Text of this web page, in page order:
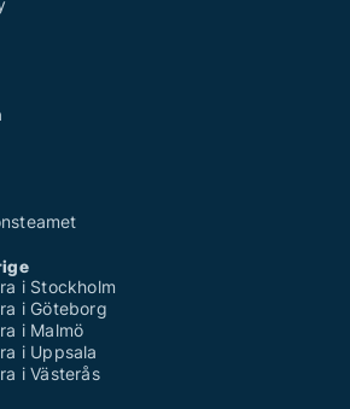
i Stockholm
i Göteborg
i Malmö
i Uppsala
i Västerås